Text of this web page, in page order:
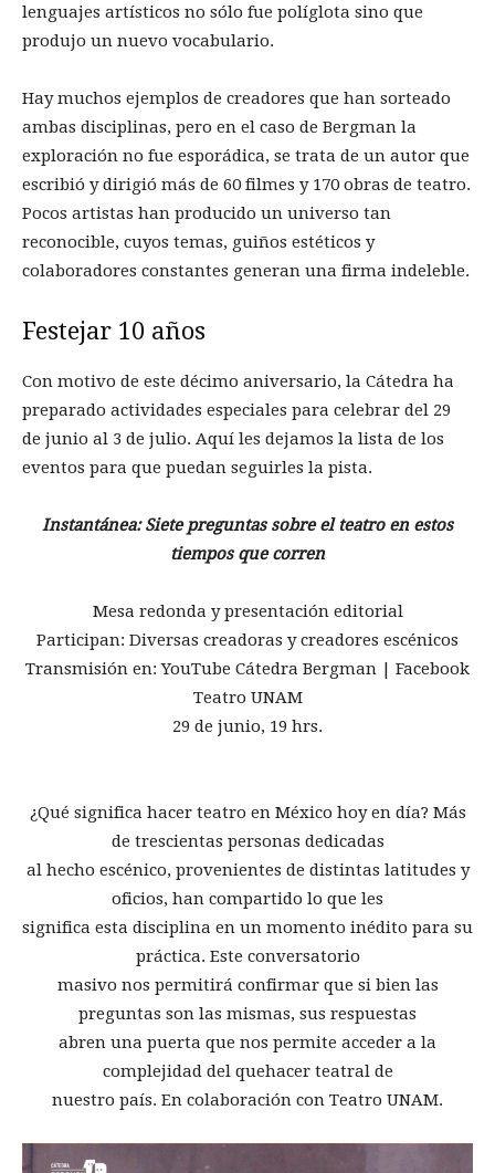
lenguajes artísticos no sólo fue políglota sino que
produjo un nuevo vocabulario.
Hay muchos ejemplos de creadores que han sorteado
ambas disciplinas, pero en el caso de Bergman la
exploración no fue esporádica, se trata de un autor que
escribió y dirigió más de 60 filmes y 170 obras de teatro.
Pocos artistas han producido un universo tan
reconocible, cuyos temas, guiños estéticos y
colaboradores constantes generan una firma indeleble.
Festejar 10 años
Con motivo de este décimo aniversario, la Cátedra ha
preparado actividades especiales para celebrar del 29
de junio al 3 de julio. Aquí les dejamos la lista de los
eventos para que puedan seguirles la pista.
Instantánea: Siete preguntas sobre el teatro en estos
tiempos que corren
Mesa redonda y presentación editorial
Participan: Diversas creadoras y creadores escénicos
Transmisión en: YouTube Cátedra Bergman | Facebook
Teatro UNAM
29 de junio, 19 hrs.
¿Qué significa hacer teatro en México hoy en día? Más
de trescientas personas dedicadas
al hecho escénico, provenientes de distintas latitudes y
oficios, han compartido lo que les
significa esta disciplina en un momento inédito para su
práctica. Este conversatorio
masivo nos permitirá confirmar que si bien las
preguntas son las mismas, sus respuestas
abren una puerta que nos permite acceder a la
complejidad del quehacer teatral de
nuestro país. En colaboración con Teatro UNAM.